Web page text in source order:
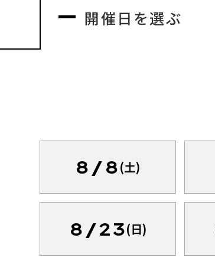
開催日を選ぶ
8/8(土)
8/23(日)